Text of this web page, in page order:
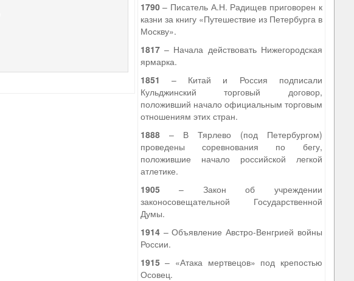
1790– Писатель А.Н. Радищев приговорен к
казни за книгу «Путешествие из Петербурга в
Москву».
1817– Начала действовать Нижегородская
ярмарка.
1851 – Китай и Россия подписали
Кульджинский торговый договор,
положивший начало официальным торговым
отношениям этих стран.
1888– В Тярлево (под Петербургом)
проведены соревнования по бегу,
положившие начало российской легкой
атлетике.
1905– Закон об учреждении
законосовещательной Государственной
Думы.
1914– Объявление Австро-Венгрией войны
России.
1915– «Атака мертвецов» под крепостью
Осовец.